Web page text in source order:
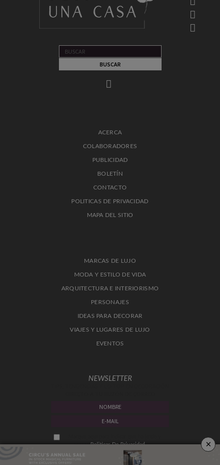
ACERCA
COLABORADORES
PUBLICIDAD
BOLETÍN
CONTACTO
POLITICAS DE PRIVACIDAD
MAPA DEL SITIO
MARCAS DE LUJO
MODA Y ESTILO DE VIDA
ARQUITECTURA E INTERIORISMO
PERSONAJES
IDEAS PARA DECORAR
VIAJES Y LUGARES DE LUJO
EVENTOS
NEWSLETTER
aceptaPoliticas De Privacidad. ×